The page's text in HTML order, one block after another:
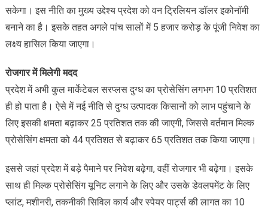
सकेगा। इस नीति का मुख्य उद्देश्य प्रदेश को वन ट्रिलियन डॉलर इकोनॉमी
बनाने का है। इसके तहत अगले पांच सालों में 5 हजार करोड़ के पूंजी निवेश का
लक्ष्य हासिल किया जाएगा।
रोजगार में मिलेगी मदद
प्रदेश में अभी कुल मार्केटेबल सरप्लस दुग्ध का प्रोसेसिंग लगभग 10 प्रतिशत
ही हो पाता है। ऐसे में नई नीति से दुग्ध उत्पादक किसानों को लाभ पहुंचाने के
लिए इसकी क्षमता बढ़ाकर 25 प्रतिशत तक की जाएगी, जिससे वर्तमान मिल्क
प्रोसेसिंग क्षमता को 44 प्रतिशत से बढ़ाकर 65 प्रतिशत तक किया जाएगा।
इससे जहां प्रदेश में बड़े पैमाने पर निवेश बढ़ेगा, वहीं रोजगार भी बढ़ेगा। इसके
साथ ही मिल्क प्रोसेसिंग यूनिट लगाने के लिए और उसके डेवलपमेंट के लिए
प्लांट, मशीनरी, तकनीकी सिविल कार्य और स्पेयर पार्ट्स की लागत का 10